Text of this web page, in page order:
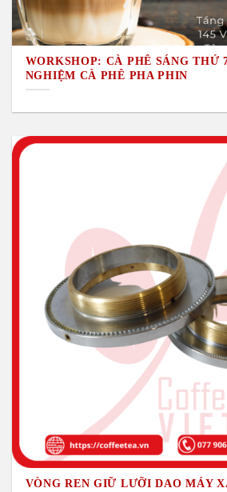
WORKSHOP: CÀ PHÊ SÁNG THỨ
NGHIỆM CÀ PHÊ PHA PHIN
VÒNG REN GIỮ LƯỠI DAO MÁY